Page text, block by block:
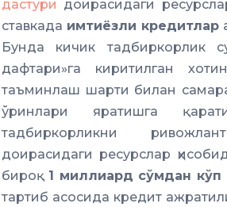
дастури доирасидаги
ставкада имтиёзли кредитлар
Бунда кичик тадбиркорлик
дафтари»га киритилган
таъминлаш шарти билан
ўринлари яратишга
тадбиркорликни
доирасидаги ресурслар
бироқ 1 миллиард сўмдан кўп
тартиб асосида кредит